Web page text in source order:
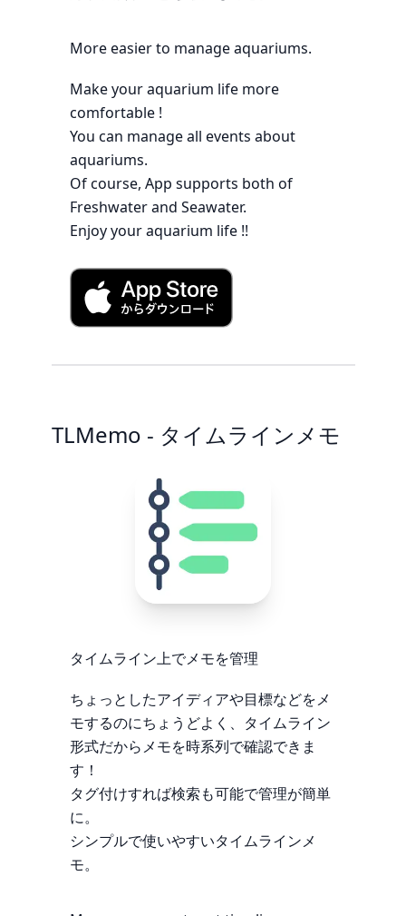
More easier to manage aquariums.
Make your aquarium life more
comfortable !
You can manage all events about
aquariums.
Of course, App supports both of
Freshwater and Seawater.
Enjoy your aquarium life !!
TLMemo - タイムラインメモ
タイムライン上でメモを管理
ちょっとしたアイディアや目標などをメ
モするのにちょうどよく、タイムライン
形式だからメモを時系列で確認できま
す！
タグ付けすれば検索も可能で管理が簡単
に。
シンプルで使いやすいタイムラインメ
モ。